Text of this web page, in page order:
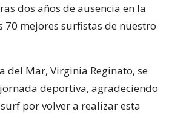
dos años de ausencia en la
70 mejores surfistas de nuestro
del Mar, Virginia Reginato, se
deportiva, agradeciendo
por volver a realizar esta